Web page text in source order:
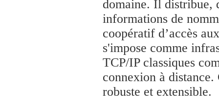
domaine. Il distribue,
informations de
coopératif d’accès
s'impose comme
TCP/IP classiques
connexion à
robuste et extensible.